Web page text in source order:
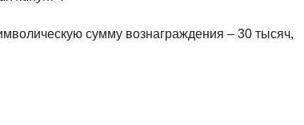
сумму вознаграждения – 30 тысяч,